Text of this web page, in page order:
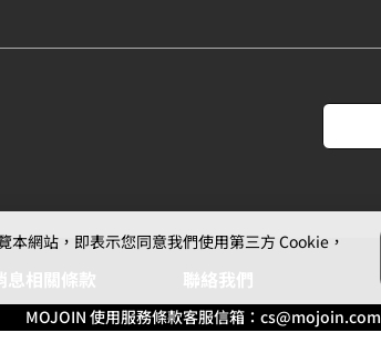
息相關條款
MOJOIN 使用服務條款
聯絡我們
客服信箱： cs@mojoin.com
網站，即表示您同意我們使用第三方 Cookie，